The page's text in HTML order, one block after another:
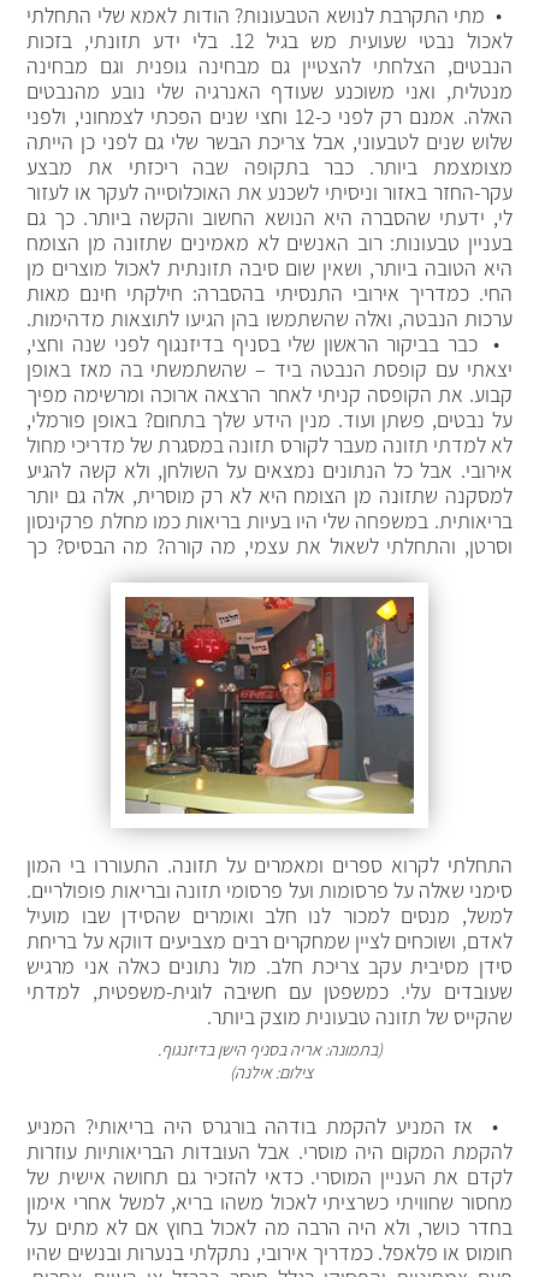
• מתי התקרבת לנושא הטבעונות? הודות לאמא שלי התחלתי
לאכול נבטי שעועית מש בגיל 12. בלי ידע תזונתי, בזכות
הנבטים, הצלחתי להצטיין גם מבחינה גופנית וגם מבחינה
מנטלית, ואני משוכנע שעודף האנרגיה שלי נובע מהנבטים
האלה. אמנם רק לפני כ-12 וחצי שנים הפכתי לצמחוני, ולפני
שלוש שנים לטבעוני, אבל צריכת הבשר שלי גם לפני כן הייתה
מצומצמת ביותר. כבר בתקופה שבה ריכזתי את מבצע
עקר-החזר באזור וניסיתי לשכנע את האוכלוסייה לעקר או לעזור
לי, ידעתי שהסברה היא הנושא החשוב והקשה ביותר. כך גם
בעניין טבעונות: רוב האנשים לא מאמינים שתזונה מן הצומח
היא הטובה ביותר, ושאין שום סיבה תזונתית לאכול מוצרים מן
החי. כמדריך אירובי התנסיתי בהסברה: חילקתי חינם מאות
ערכות הנבטה, ואלה שהשתמשו בהן הגיעו לתוצאות מדהימות.
• כבר בביקור הראשון שלי בסניף בדיזנגוף לפני שנה וחצי,
יצאתי עם קופסת הנבטה ביד – שהשתמשתי בה מאז באופן
קבוע. את הקופסה קניתי לאחר הרצאה ארוכה ומרשימה מפיך
על נבטים, פשתן ועוד. מנין הידע שלך בתחום? באופן פורמלי,
לא למדתי תזונה מעבר לקורס תזונה במסגרת של מדריכי מחול
אירובי. אבל כל הנתונים נמצאים על השולחן, ולא קשה להגיע
למסקנה שתזונה מן הצומח היא לא רק מוסרית, אלה גם יותר
בריאותית. במשפחה שלי היו בעיות בריאות כמו מחלת פרקינסון
וסרטן, והתחלתי לשאול את עצמי, מה קורה? מה הבסיס? כך
התחלתי לקרוא ספרים ומאמרים על תזונה. התעוררו בי המון
סימני שאלה על פרסומות ועל פרסומי תזונה ובריאות פופולריים.
למשל, מנסים למכור לנו חלב ואומרים שהסידן שבו מועיל
לאדם, ושוכחים לציין שמחקרים רבים מצביעים דווקא על בריחת
סידן מסיבית עקב צריכת חלב. מול נתונים כאלה אני מרגיש
שעובדים עלי. כמשפטן עם חשיבה לוגית-משפטית, למדתי
שהקייס של תזונה טבעונית מוצק ביותר.
(בתמונה: אריה בסניף הישן בדיזנגוף.
צילום: אילנה)
• אז המניע להקמת בודהה בורגרס היה בריאותי? המניע
להקמת המקום היה מוסרי. אבל העובדות הבריאותיות עוזרות
לקדם את העניין המוסרי. כדאי להזכיר גם תחושה אישית של
מחסור שחוויתי כשרציתי לאכול משהו בריא, למשל אחרי אימון
בחדר כושר, ולא היה הרבה מה לאכול בחוץ אם לא מתים על
חומוס או פלאפל. כמדריך אירובי, נתקלתי בנערות ובנשים שהיו